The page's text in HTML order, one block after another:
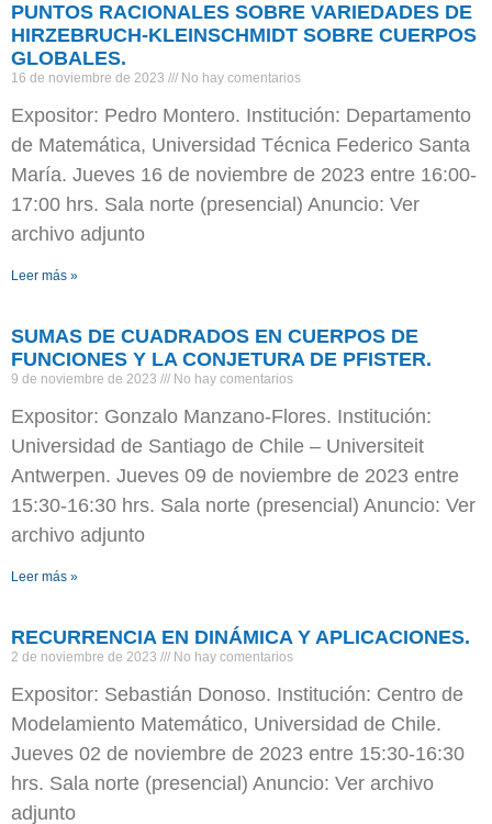
PUNTOS RACIONALES SOBRE VARIEDADES DE
HIRZEBRUCH-KLEINSCHMIDT SOBRE CUERPOS
GLOBALES.
16 de noviembre de 2023 No hay comentarios
Expositor: Pedro Montero. Institución: Departamento
de Matemática, Universidad Técnica Federico Santa
María. Jueves 16 de noviembre de 2023 entre 16:00-
17:00 hrs. Sala norte (presencial) Anuncio: Ver
archivo adjunto
Leer más »
SUMAS DE CUADRADOS EN CUERPOS DE
FUNCIONES Y LA CONJETURA DE PFISTER.
9 de noviembre de 2023 No hay comentarios
Expositor: Gonzalo Manzano-Flores. Institución:
Universidad de Santiago de Chile – Universiteit
Antwerpen. Jueves 09 de noviembre de 2023 entre
15:30-16:30 hrs. Sala norte (presencial) Anuncio: Ver
archivo adjunto
Leer más »
RECURRENCIA EN DINÁMICA Y APLICACIONES.
2 de noviembre de 2023 No hay comentarios
Expositor: Sebastián Donoso. Institución: Centro de
Modelamiento Matemático, Universidad de Chile.
Jueves 02 de noviembre de 2023 entre 15:30-16:30
hrs. Sala norte (presencial) Anuncio: Ver archivo
adjunto